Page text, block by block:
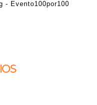
- Evento100por100